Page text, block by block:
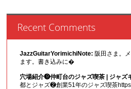
Recent Comments
JazzGuitarYorimichiNote: 阪田さま。
ます。書き込みに�
穴場紹介❾仲町台のジャズ喫茶 | ジャズ
都とジャズ❷創業51年のジャズ喫茶